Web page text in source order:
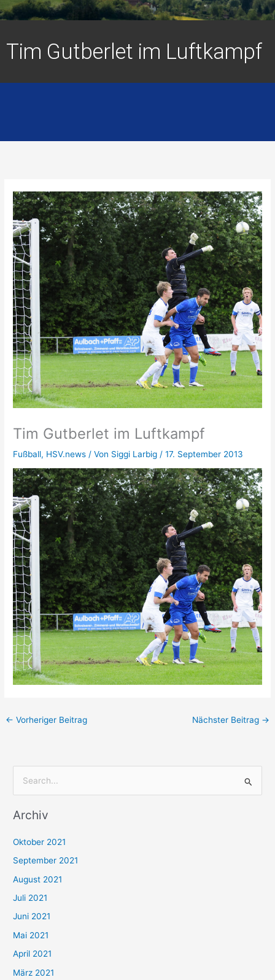
Tim Gutberlet im Luftkampf
Tim Gutberlet im Luftkampf
Fußball, HSV.news / Von Siggi Larbig /17. September 2013
← Vorheriger Beitrag Nächster Beitrag →
c
n
n
a
c
h
:
Archiv
Oktober 2021
September 2021
August 2021
Juli 2021
Juni 2021
Mai 2021
April 2021
März 2021